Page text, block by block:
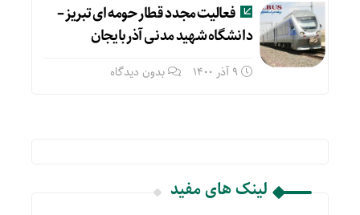
فعالیت مجدد قطار حومه ای تبریز –
دانشگاه شهید مدنی آذربایجان
9 آذر 1400 بدون دیدگاه
لینک های مفید